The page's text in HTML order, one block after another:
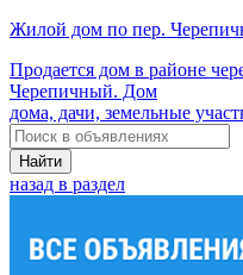
Жилой дом по пер.
Продается дом в районе
Черепичный. Дом
дома, дачи, земельные
Найти
назад в раздел